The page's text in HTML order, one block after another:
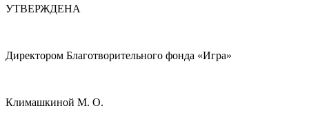
УТВЕРЖДЕНА
Директором Благотворительного фонда «Игра»
Климашкиной М. О.